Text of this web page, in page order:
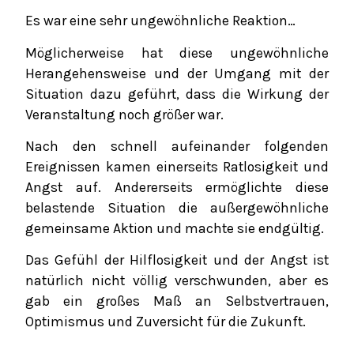
Es war eine sehr ungewöhnliche Reaktion…
Möglicherweise hat diese ungewöhnliche
Herangehensweise und der Umgang mit der
Situation dazu geführt, dass die Wirkung der
Veranstaltung noch größer war.
Nach den schnell aufeinander folgenden
Ereignissen kamen einerseits Ratlosigkeit und
Angst auf. Andererseits ermöglichte diese
belastende Situation die außergewöhnliche
gemeinsame Aktion und machte sie endgültig.
Das Gefühl der Hilflosigkeit und der Angst ist
natürlich nicht völlig verschwunden, aber es
gab ein großes Maß an Selbstvertrauen,
Optimismus und Zuversicht für die Zukunft.